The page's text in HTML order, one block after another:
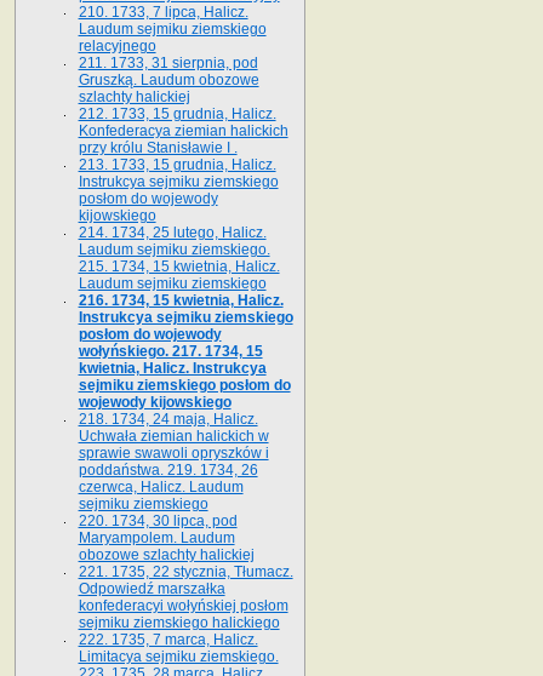
210. 1733, 7 lipca, Halicz.
Laudum sejmiku ziemskiego
relacyjnego
211. 1733, 31 sierpnia, pod
Gruszką. Laudum obozowe
szlachty halickiej
212. 1733, 15 grudnia, Halicz.
Konfederacya ziemian halickich
przy królu Stanisławie I .
213. 1733, 15 grudnia, Halicz.
Instrukcya sejmiku ziemskiego
posłom do wojewody
kijowskiego
214. 1734, 25 lutego, Halicz.
Laudum sejmiku ziemskiego.
215. 1734, 15 kwietnia, Halicz.
Laudum sejmiku ziemskiego
216. 1734, 15 kwietnia, Halicz.
Instrukcya sejmiku ziemskiego
posłom do wojewody
wołyńskiego. 217. 1734, 15
kwietnia, Halicz. Instrukcya
sejmiku ziemskiego posłom do
wojewody kijowskiego
218. 1734, 24 maja, Halicz.
Uchwała ziemian halickich w
sprawie swawoli opryszków i
poddaństwa. 219. 1734, 26
czerwca, Halicz. Laudum
sejmiku ziemskiego
220. 1734, 30 lipca, pod
Maryampolem. Laudum
obozowe szlachty halickiej
221. 1735, 22 stycznia, Tłumacz.
Odpowiedź marszałka
konfederacyi wołyńskiej posłom
sejmiku ziemskiego halickiego
222. 1735, 7 marca, Halicz.
Limitacya sejmiku ziemskiego.